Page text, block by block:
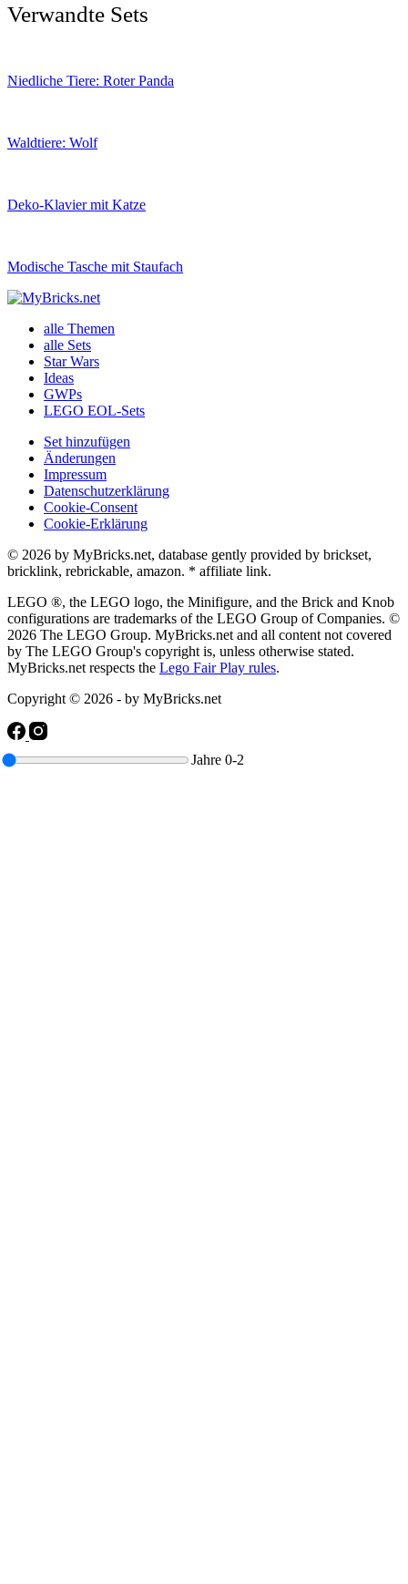
Jahre 0-2
Verwandte Sets
Niedliche Tiere: Roter Panda
Waldtiere: Wolf
Deko-Klavier mit Katze
Modische Tasche mit Staufach
alle Themen
alle Sets
Star Wars
Ideas
GWPs
LEGO EOL-Sets
Set hinzufügen
Änderungen
Impressum
Datenschutzerklärung
Cookie-Consent
Cookie-Erklärung
© 2026 by MyBricks.net, database gently provided by brickset,
bricklink, rebrickable, amazon. * affiliate link.
LEGO ®, the LEGO logo, the Minifigure, and the Brick and Knob
configurations are trademarks of the LEGO Group of Companies. ©
2026 The LEGO Group. MyBricks.net and all content not covered
by The LEGO Group's copyright is, unless otherwise stated.
MyBricks.net respects the Lego Fair Play rules.
Copyright © 2026 - by MyBricks.net